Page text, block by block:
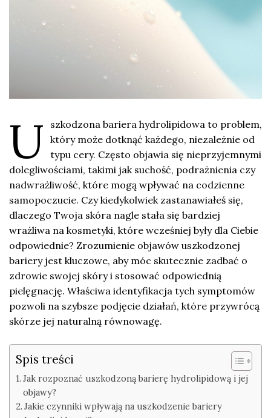
U
szkodzona bariera hydrolipidowa to problem,
który może dotknąć każdego, niezależnie od
typu cery. Często objawia się nieprzyjemnymi
dolegliwościami, takimi jak suchość, podrażnienia czy
nadwrażliwość, które mogą wpływać na codzienne
samopoczucie. Czy kiedykolwiek zastanawiałeś się,
dlaczego Twoja skóra nagle stała się bardziej
wrażliwa na kosmetyki, które wcześniej były dla Ciebie
odpowiednie? Zrozumienie objawów uszkodzonej
bariery jest kluczowe, aby móc skutecznie zadbać o
zdrowie swojej skóry i stosować odpowiednią
pielęgnację. Właściwa identyfikacja tych symptomów
pozwoli na szybsze podjęcie działań, które przywrócą
skórze jej naturalną równowagę.
Spis treści
Jak rozpoznać uszkodzoną barierę hydrolipidową i jej
objawy?
Jakie czynniki wpływają na uszkodzenie bariery